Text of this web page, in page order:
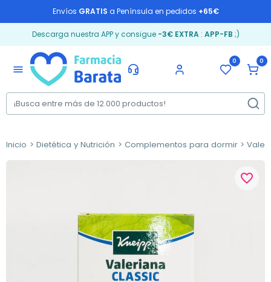
Envíos GRATIS a Península en pedidos +65€
Descarga nuestra APP y consigue -3€ EXTRA: APP-FB ;)
menu
0 0
Inicio Dietética y Nutrición Complementos para dormir
favorite_border